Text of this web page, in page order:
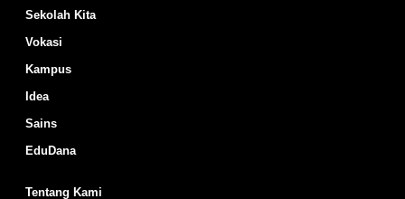
Sekolah Kita
Vokasi
Kampus
Idea
Sains
EduDana
Tentang Kami